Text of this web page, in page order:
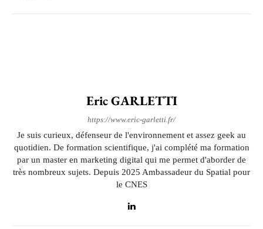
Eric GARLETTI
https://www.eric-garletti.fr/
Je suis curieux, défenseur de l'environnement et assez geek au
quotidien. De formation scientifique, j'ai complété ma formation
par un master en marketing digital qui me permet d'aborder de
très nombreux sujets. Depuis 2025 Ambassadeur du Spatial pour
le CNES